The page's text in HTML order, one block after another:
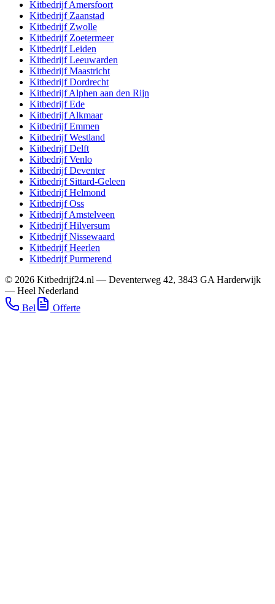
KitbedrijfAmersfoort
Kitbedrijf Zaanstad
Kitbedrijf Zwolle
Kitbedrijf Zoetermeer
KitbedrijfLeiden
KitbedrijfLeeuwarden
KitbedrijfMaastricht
KitbedrijfDordrecht
KitbedrijfAlphen aan den Rijn
KitbedrijfEde
KitbedrijfAlkmaar
KitbedrijfEmmen
KitbedrijfWestland
KitbedrijfDelft
KitbedrijfVenlo
KitbedrijfDeventer
Kitbedrijf Sittard-Geleen
KitbedrijfHelmond
KitbedrijfOss
KitbedrijfAmstelveen
KitbedrijfHilversum
KitbedrijfNissewaard
KitbedrijfHeerlen
KitbedrijfPurmerend
© 2026 Kitbedrijf24.nl — Deventerweg 42, 3843 GA Harderwijk
— Heel Nederland
Bel
Offerte